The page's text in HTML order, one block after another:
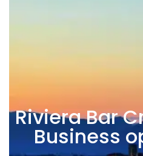
Riviera Bar
Business